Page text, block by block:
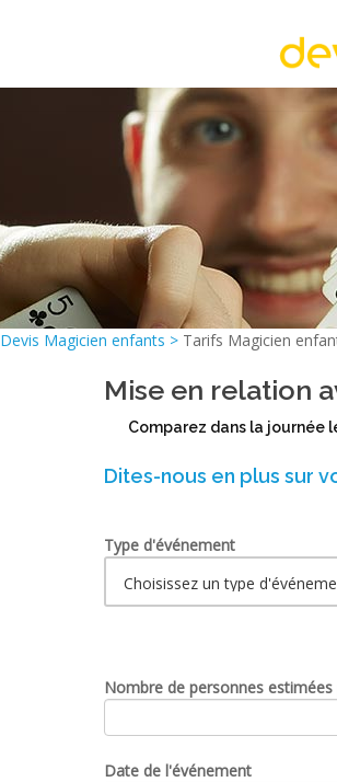
Devis Magicien enfants > Tarifs Magicien
Mise en relation
Comparez dans la journée
Dites-nous en plus sur
Type d'événement
Nombre de personnes
Date de l'événement